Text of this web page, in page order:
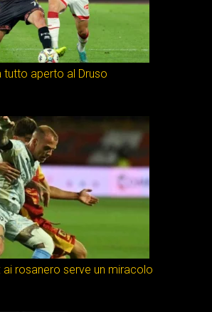
tutto aperto al Druso
ai rosanero serve un miracolo